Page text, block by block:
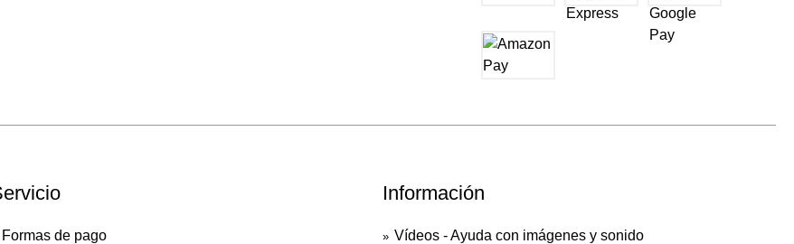
Formas de pago
Información
Vídeos - Ayuda con imágenes y sonido